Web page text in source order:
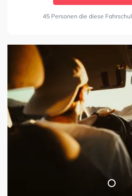
45 Personen die diese